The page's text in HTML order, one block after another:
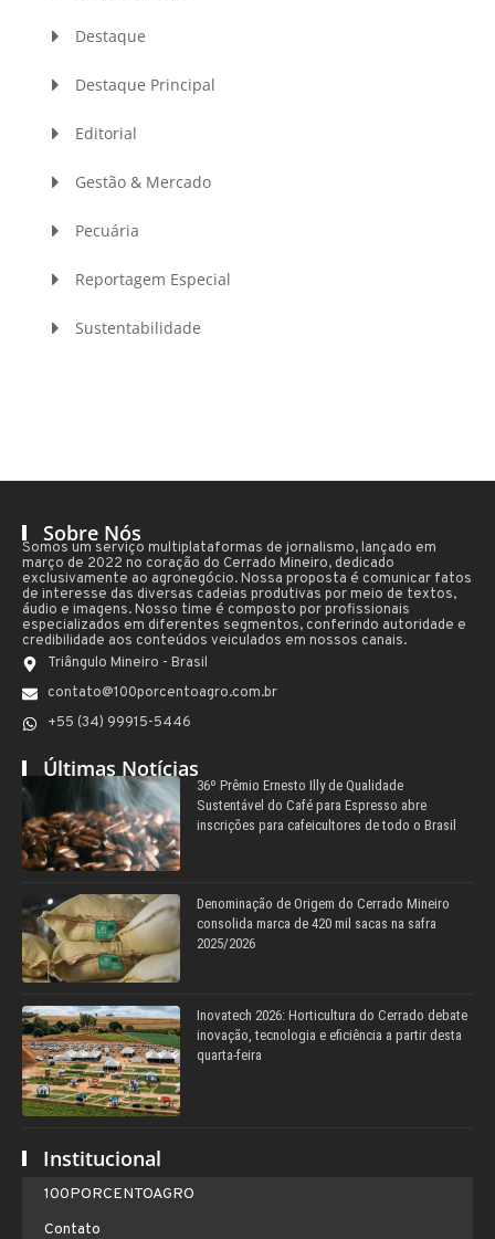
Destaque
Destaque Principal
Editorial
Gestão & Mercado
Pecuária
Reportagem Especial
Sustentabilidade
Sobre Nós
Somos um serviço multiplataformas de jornalismo, lançado em
março de 2022 no coração do Cerrado Mineiro, dedicado
exclusivamente ao agronegócio. Nossa proposta é comunicar fatos
de interesse das diversas cadeias produtivas por meio de textos,
áudio e imagens. Nosso time é composto por profissionais
especializados em diferentes segmentos, conferindo autoridade e
credibilidade aos conteúdos veiculados em nossos canais.
Triângulo Mineiro - Brasil
contato@100porcentoagro.com.br
+55 (34) 99915-5446
Últimas Notícias
36º Prêmio Ernesto Illy de Qualidade
Sustentável do Café para Espresso abre
inscrições para cafeicultores de todo o Brasil
Denominação de Origem do Cerrado Mineiro
consolida marca de 420 mil sacas na safra
2025/2026
Inovatech 2026: Horticultura do Cerrado debate
inovação, tecnologia e eficiência a partir desta
quarta-feira
Institucional
100PORCENTOAGRO
Contato